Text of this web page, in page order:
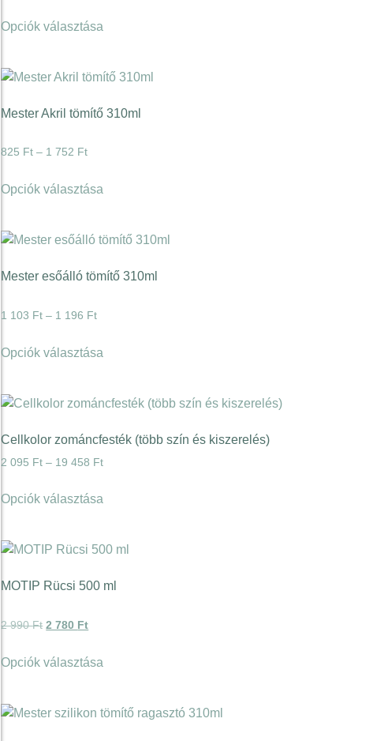
Opciók választása
Mester Akril tömítő 310ml
825 Ft – 1 752 Ft
Opciók választása
Mester esőálló tömítő 310ml
1 103 Ft – 1 196 Ft
Opciók választása
Cellkolor zománcfesték (több szín és kiszerelés)
2 095 Ft – 19 458 Ft
Opciók választása
MOTIP Rücsi 500 ml
2 990Ft 2 780 Ft
Opciók választása